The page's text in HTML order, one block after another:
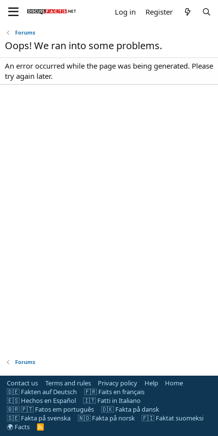
Log in Register
Forums
Oops! We ran into some problems.
An error occurred while the page was being generated. Please
try again later.
Forums
Contact us Terms and rules Privacy policy Help
Home
🇩🇪 Fakten auf Deutsch
🇫🇷 Faits en français
🇪🇸 Hechos en Español
🇮🇹 Fatti in Italiano
🇧🇷 🇵🇹 Fatos em português
🇩🇰 Fakta på dansk
🇸🇪 Fakta på svenska
🇳🇴 Fakta på norsk
🇫🇮 Faktat suomeksi
🌍 Facts
R